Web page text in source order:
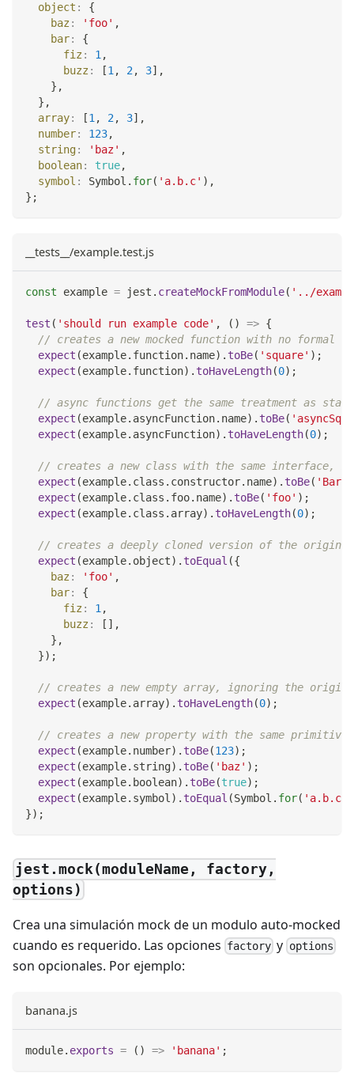
object :
{
baz : 'foo' ,
bar:
{
fiz : 1 ,
buzz : [1 , 2, 3] ,
} ,
} ,
array: [1 , 2, 3] ,
number: 123,
string: 'baz' ,
boolean: true,
symbol : Symbol . for( 'a.b.c' ) ,
} ;
__tests__/example.test.js
const example = jest . createMockFromModule( '../
test ( 'should run example code' , ( ) => {
// creates a new mocked function with no formal
expect (example. function. name) . toBe( 'square' ) ;
expect (example. function) . toHaveLength(0) ;
// async functions get the same treatment as
expect (example. asyncFunction. name) . toBe(
expect (example. asyncFunction) . toHaveLength(0) ;
// creates a new class with the same interface,
expect (example. class . constructor. name) . toBe( 'Bar'
expect (example. class . foo. name) . toBe( 'foo' ) ;
expect (example. class . array) . toHaveLength(0) ;
// creates a deeply cloned version of the
expect (example. object) . toEqual ({
baz : 'foo' ,
bar:
{
fiz : 1 ,
buzz : [ ] ,
} ,
}) ;
// creates a new empty array, ignoring the
expect (example. array) . toHaveLength(0) ;
// creates a new property with the same
expect (example. number) . toBe(123) ;
expect (example. string) . toBe( 'baz' ) ;
expect (example. boolean) . toBe(true) ;
expect (example. symbol ) . toEqual (Symbol . for( 'a.b.c'
}) ;
jest.mock(moduleName, factory,
options)
Crea una simulación mock de un modulo auto-mocked
cuando es requerido. Las opciones factory y options
son opcionales. Por ejemplo:
banana.js
module. exports = ( ) => 'banana' ;